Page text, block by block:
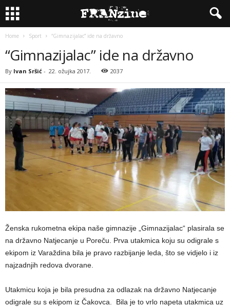
Home Sport “Gimnazijalac” ide na državno
“Gimnazijalac” ide na državno
By Ivan Sršić - 22. ožujka 2017. 2037
Ženska rukometna ekipa naše gimnazije „Gimnazijalac“ plasirala se
na državno Natjecanje u Poreču. Prva utakmica koju su odigrale s
ekipom iz Varaždina bila je pravo razbijanje leda, što se vidjelo i iz
najzadnjih redova dvorane.
Utakmicu koja je bila presudna za odlazak na državno Natjecanje
odigrale su s ekipom iz Čakovca. Bila je to vrlo napeta utakmica uz